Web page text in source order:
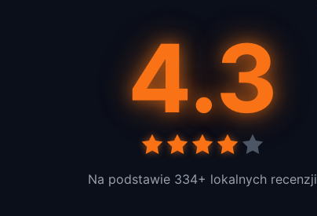
4.3
Na podstawie 334+ lokalnych recenzji